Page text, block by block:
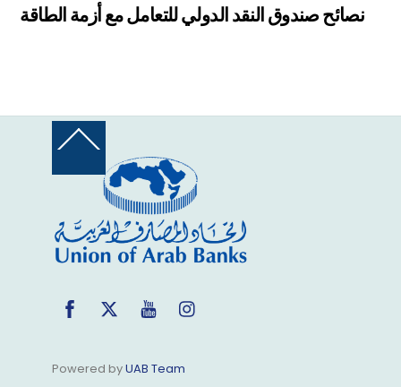
نصائح صندوق النقد الدولي للتعامل مع أزمة الطاقة
Back
Top
FacebookTwitter YouTube
Powered byUAB Team